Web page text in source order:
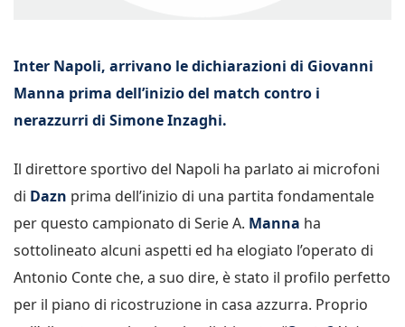
Inter Napoli, arrivano le dichiarazioni di Giovanni
Manna prima dell’inizio del match contro i
nerazzurri di Simone Inzaghi.
Il direttore sportivo del Napoli ha parlato ai microfoni
di Dazn prima dell’inizio di una partita fondamentale
per questo campionato di Serie A. Manna ha
sottolineato alcuni aspetti ed ha elogiato l’operato di
Antonio Conte che, a suo dire, è stato il profilo perfetto
per il piano di ricostruzione in casa azzurra. Proprio